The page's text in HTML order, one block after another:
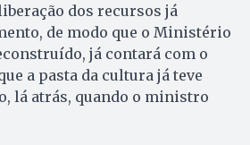
dos recursos já
de modo que o Ministério
já contará com o
a pasta da cultura já teve
lá atrás, quando o ministro